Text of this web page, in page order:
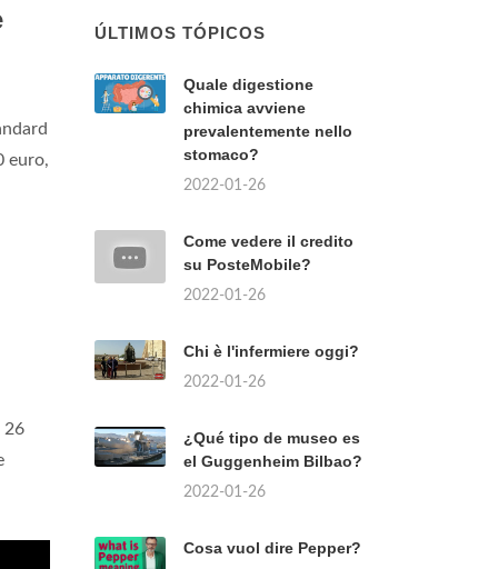
euro,
26
ÚLTIMOS TÓPICOS
Quale digestione
chimica avviene
prevalentemente nello
stomaco?
2022-01-26
Come vedere il credito
su PosteMobile?
2022-01-26
Chi è l'infermiere oggi?
2022-01-26
¿Qué tipo de museo es
el Guggenheim Bilbao?
2022-01-26
Cosa vuol dire Pepper?